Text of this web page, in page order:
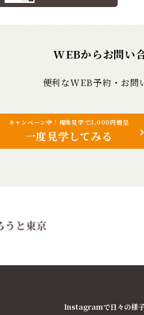
WEBからお問い
便利なWEB予約・お問
キャンペーン中！現地見学で3,000円贈呈
一度見学してみる
Instagramで日々の様